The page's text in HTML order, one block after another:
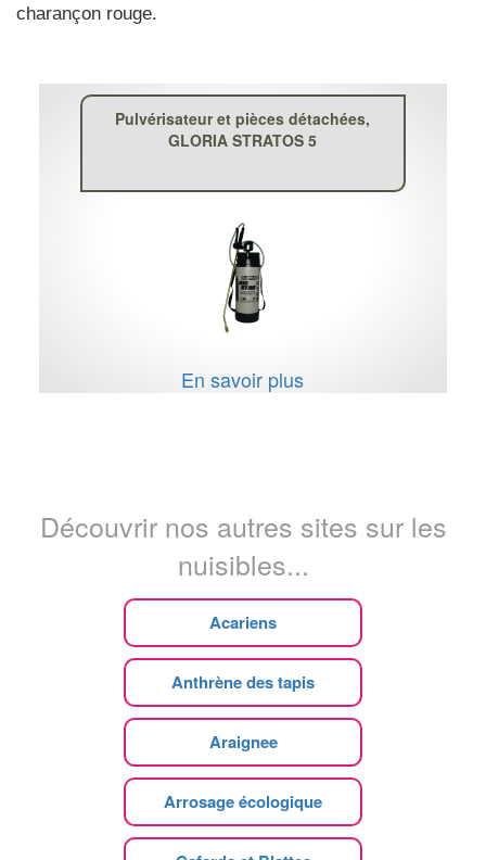
charançon rouge.
Pulvérisateur et pièces détachées,
GLORIA STRATOS 5
En savoir plus
Découvrir nos autres sites sur les
nuisibles...
Acariens
Anthrène des tapis
Araignee
Arrosage écologique